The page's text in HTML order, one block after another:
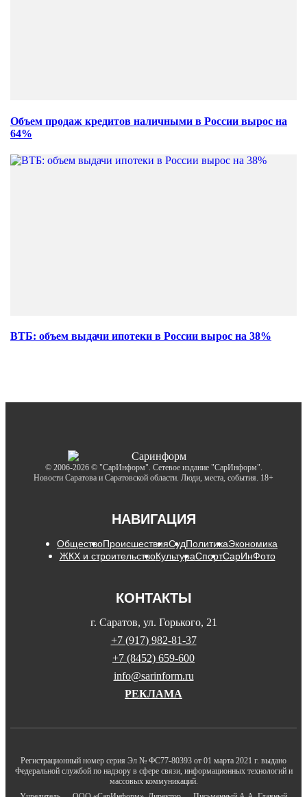
Объем продаж кредитов наличными в России вырос на
64%
ВТБ: объем выдачи ипотеки в России вырос на 38%
© 2006-2026 © "СарИнформ". Сетевое издание "СарИнформ".
Новости Саратова и Саратовской области. Люди, места, события. 18+
НАВИГАЦИЯ
ОбществоПроисшествияСудПолитикаЭкономика
ЖКХ и строительствоКультураСпортСарИнФото
КОНТАКТЫ
г. Саратов, ул. Горького, 21
+7 (917) 982-81-37
+7 (8452) 659-600
info@sarinform.ru
РЕКЛАМА
Регистрационный номер серия Эл № ФС77-80393 от 01 марта 2021 г. выдано
Федеральной службой по надзору в сфере связи, информационных технологий и
массовых коммуникаций.